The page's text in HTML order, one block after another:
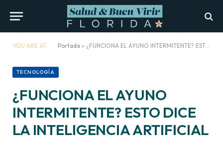
YOU ARE AT: Portada » ¿FUNCIONA EL AYUNO INTERMITENTE? ESTO DICE LA INTELIGENCIA ARTIFICIAL
TECNOLOGÍA
¿FUNCIONA EL AYUNO
INTERMITENTE? ESTO DICE
LA INTELIGENCIA ARTIFICIAL